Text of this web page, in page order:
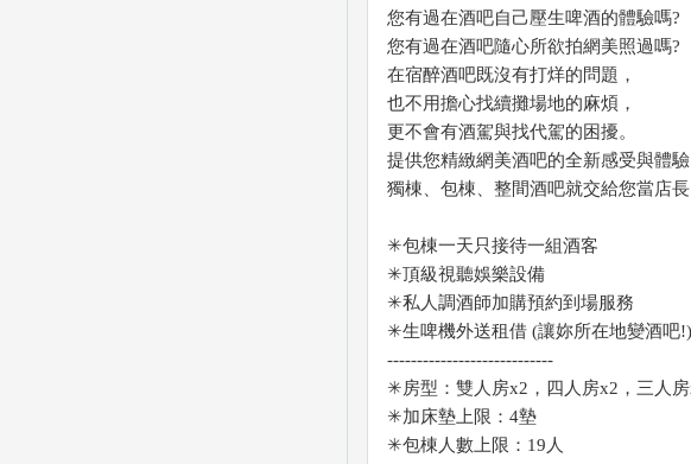
您有過在酒吧自己壓生啤酒的體驗嗎?
您有過在酒吧隨心所欲拍網美照過嗎?
在宿醉酒吧既沒有打烊的問題，
也不用擔心找續攤場地的麻煩，
更不會有酒駕與找代駕的困擾。
提供您精緻網美酒吧的全新感受與體驗
獨棟、包棟、整間酒吧就交給您當店
✳包棟一天只接待一組酒客
✳頂級視聽娛樂設備
✳私人調酒師加購預約到場服務
✳生啤機外送租借 (讓妳所在地變酒吧!)
----------------------------
✳房型：雙人房x2，四人房x2，三人房
✳加床墊上限：4墊
✳包棟人數上限：19人